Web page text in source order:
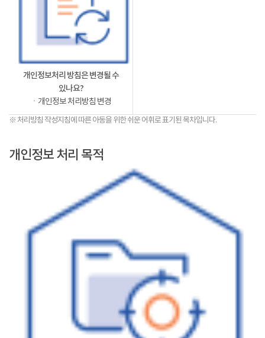
개인정보처리 방침은 변경될 수
있나요?
ㆍ개인정보 처리방침 변경
※ 처리방침 작성지침에 따른 아동을 위한 쉬운 어휘로 표기된 목차입니다.
개인정보 처리 목적